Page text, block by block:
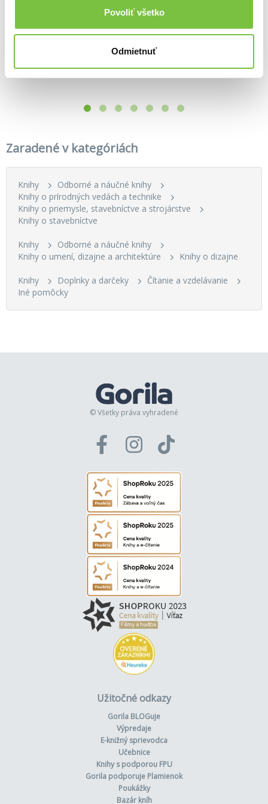
Povoliť všetko
Odmietnuť
30,73€
Ernst Neufert
84,20€
Norské domy snů
Zaradené v kategóriách
Knihy
Odborné a náučné knihy
Knihy o prírodných vedách a technike
Knihy o priemysle, stavebníctve a strojárstve
Knihy o stavebníctve
Knihy
Odborné a náučné knihy
Knihy o umení, dizajne a architektúre
Knihy o dizajne
Knihy Doplnky a darčeky
Čítanie a vzdelávanie
Iné pomôcky
© Všetky práva vyhradené
Užitočné odkazy
Gorila BLOGuje
Výpredaje
E-knižný sprievodca
Učebnice
Knihy s podporou FPU
Gorila podporuje Plamienok
Poukážky
Bazár kníh